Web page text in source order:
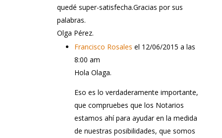
quedé super-satisfecha.Gracias por sus
palabras.
Olga Pérez.
Francisco Rosales el 12/06/2015 a las
8:00 am
Hola Olaga.
Eso es lo verdaderamente importante,
que compruebes que los Notarios
estamos ahí para ayudar en la medida
de nuestras posibilidades, que somos